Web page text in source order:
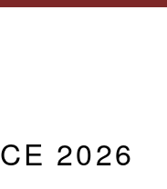
2026